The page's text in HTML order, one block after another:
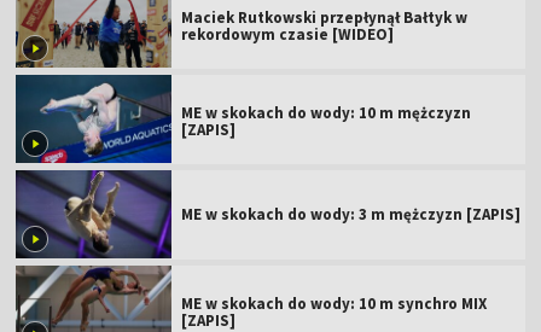
Maciek Rutkowski przepłynął Bałtyk w
rekordowym czasie [WIDEO]
ME w skokach do wody: 10 m mężczyzn
[ZAPIS]
ME w skokach do wody: 3 m mężczyzn [ZAPIS]
ME w skokach do wody: 10 m synchro MIX
[ZAPIS]